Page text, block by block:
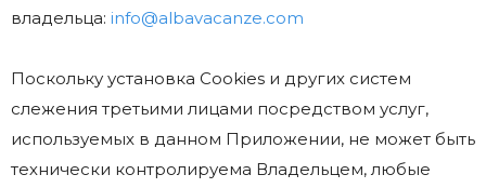
владельца: info@albavacanze.com
Поскольку установка Cookies и других систем
слежения третьими лицами посредством услуг,
используемых в данном Приложении, не может быть
технически контролируема Владельцем, любые